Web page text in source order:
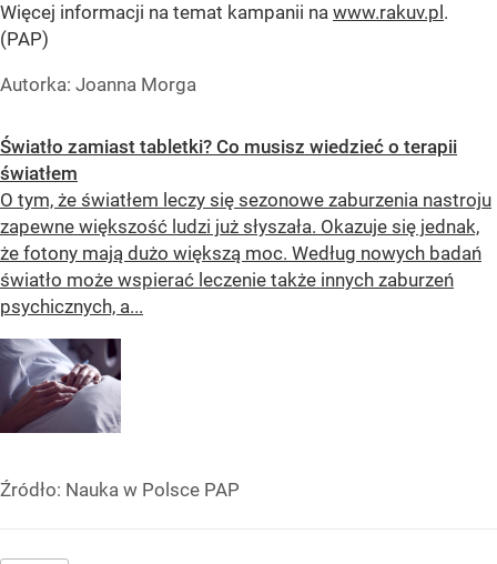
Więcej informacji na temat kampanii na www.rakuv.pl .
(PAP)
Autorka: Joanna Morga
Światło zamiast tabletki? Co musisz wiedzieć o terapii
światłem
O tym, że światłem leczy się sezonowe zaburzenia nastroju
zapewne większość ludzi już słyszała. Okazuje się jednak,
że fotony mają dużo większą moc. Według nowych badań
światło może wspierać leczenie także innych zaburzeń
psychicznych, a...
Źródło: Nauka w Polsce PAP